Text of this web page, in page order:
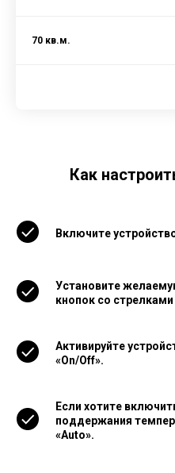
70 кв.м.
Как
Включите
Установите
кнопок со стрелками
Активируйте
«On/Off».
Если хотите
поддержания
«Auto».